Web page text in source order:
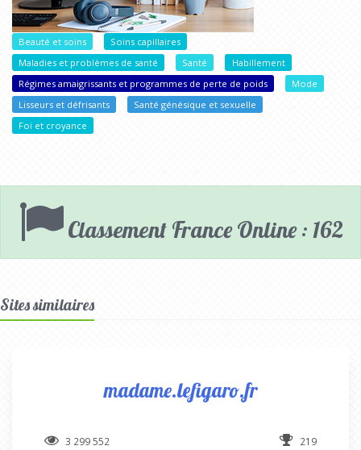
Beauté et soins
Soins capillaires
Maladies et problèmes de santé
Santé
Habillement
Régimes amaigrissants et programmes de perte de poids
Mode
Lisseurs et défrisants
Santé génésique et sexuelle
Foi et croyance
Classement France Online : 162
Sites similaires
madame.lefigaro.fr
3 299 552 219